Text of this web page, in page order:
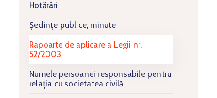
Hotărâri
Ședințe publice, minute
Rapoarte de aplicare a Legii nr.
52/2003
Numele persoanei responsabile pentru
relația cu societatea civilă